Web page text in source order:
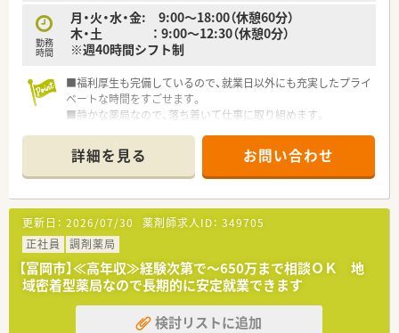
＼スキルアップも大切にしています★／
◇地域と人を結ぶ「健康教室」の開催
社外から講師を招き、地域の皆様へ
◇学会発表と調剤過誤防止研究会
学会発表は日々の取り組みから奨励し、
全社共有しています。
＼こんな会社です！！／
信頼される薬局であり続けるために
ＱＯＬ(生活の質)、ＡＤＬ(日常生活動作)を考慮した
服薬指導、最新のＩＣＴを導入した薬歴管理を行っています。
常に患者さまのそばにいて、患者さまの健康を守り続ける。
そのために最新システムの導入や健康フェアの開催を通じて、
患者さまとのコミュニケーションをしながら
地域に根ざした薬局を作り上げています。
在宅医療は東北から沖縄まで多くの店舗にて取り組んでいます！
勤務
時間
月・火・水・金: 9:00～18:00（休憩60分）
木・土 ： 9:00～12:30（休憩0分）
※週40時間シフト制
■福利厚生も完備しているので、就業日以外にも充実したプライ
ベートな時間をすごせます。
■静かな薬局なので、落ち着いて仕事に取り組めます。
詳細を見る お問い合わせ
更新日： 2026/07/30 薬剤師求人ID： 349705
正社員
調剤薬局
【富岡市】≪高年収≫経験次第で～650万まで相談ＯＫ 地
域密着型薬局なので長期的に安定就業できます
検討リストに追加